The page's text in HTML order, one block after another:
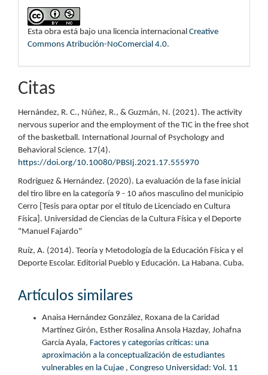
Esta obra está bajo una licencia internacional Creative
Commons Atribución-NoComercial 4.0.
Citas
Hernández, R. C., Núñez, R., & Guzmán, N. (2021). The activity
nervous superior and the employment of the TIC in the free shot
of the basketball. International Journal of Psychology and
Behavioral Science. 17(4).
https://doi.org/10.10080/PBSIj.2021.17.555970
Rodríguez & Hernández. (2020). La evaluación de la fase inicial
del tiro libre en la categoría 9 - 10 años masculino del municipio
Cerro [Tesis para optar por el título de Licenciado en Cultura
Física]. Universidad de Ciencias de la Cultura Física y el Deporte
"Manuel Fajardo"
Ruíz, A. (2014). Teoría y Metodología de la Educación Física y el
Deporte Escolar. Editorial Pueblo y Educación. La Habana. Cuba.
Artículos similares
Anaisa Hernández González, Roxana de la Caridad
Martínez Girón, Esther Rosalina Ansola Hazday, Johafna
García Ayala, Factores y categorías críticas: una
aproximación a la conceptualización de estudiantes
vulnerables en la Cujae , Congreso Universidad: Vol. 11